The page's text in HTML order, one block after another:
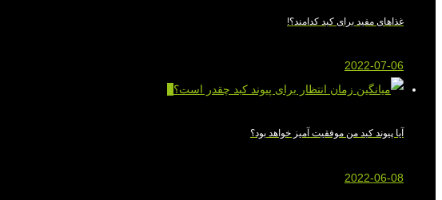
غذاهای مفید برای کبد کدامند؟!
2022-07-06
آیا پیوند کبد من موفقیت آمیز خواهد بود؟
2022-06-08